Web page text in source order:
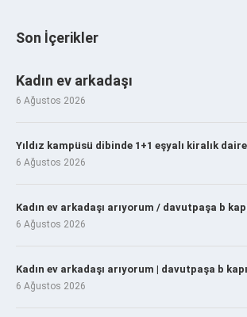
Son İçerikler
Kadın ev arkadaşı
6 Ağustos 2026
Yıldız kampüsü dibinde 1+1 eşyalı kiralık daire
6 Ağustos 2026
Kadın ev arkadaşı arıyorum / davutpaşa b
6 Ağustos 2026
Kadın ev arkadaşı arıyorum | davutpaşa b
6 Ağustos 2026